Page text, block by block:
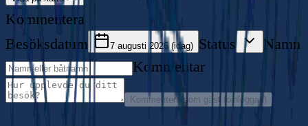
Kommentera
Besöksdatum
7 augusti 2026 (idag) Status
Namn
Kommentar
Kommentera som gäst (oinloggad)